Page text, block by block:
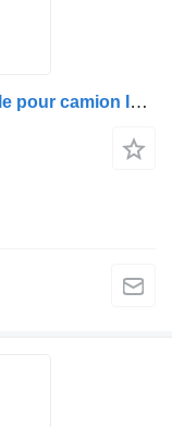
Unité de commande Unité de contrôle pour camion IVECO 81259350054